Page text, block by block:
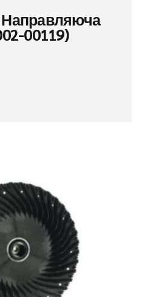
Направляюча
00119)